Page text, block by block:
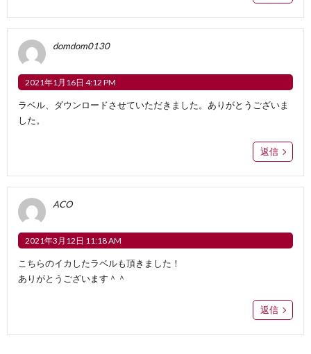
domdom0130
2021年1月16日 4:12 PM
ラベル、ダウンロードさせていただきました。ありがとうございま
した。
返信
ACO
2021年3月12日 11:18 AM
こちらのイカしたラベルも頂きました！
ありがとうございます＾＾
返信